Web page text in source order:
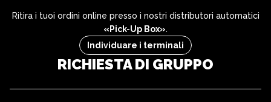
Ritira i tuoi ordini online presso i nostri distributori automatici
«Pick-Up Box».
Individuare i terminali
RICHIESTA DI GRUPPO